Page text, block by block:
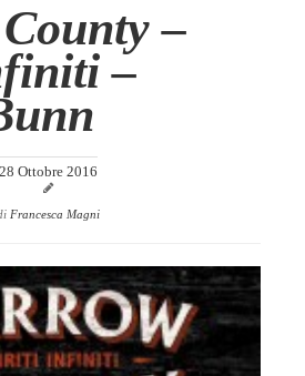
–
–
28 Ottobre 2016
Francesca Magni